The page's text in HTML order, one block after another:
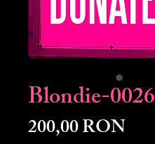
Blondie-0026
200,00 RONPreț